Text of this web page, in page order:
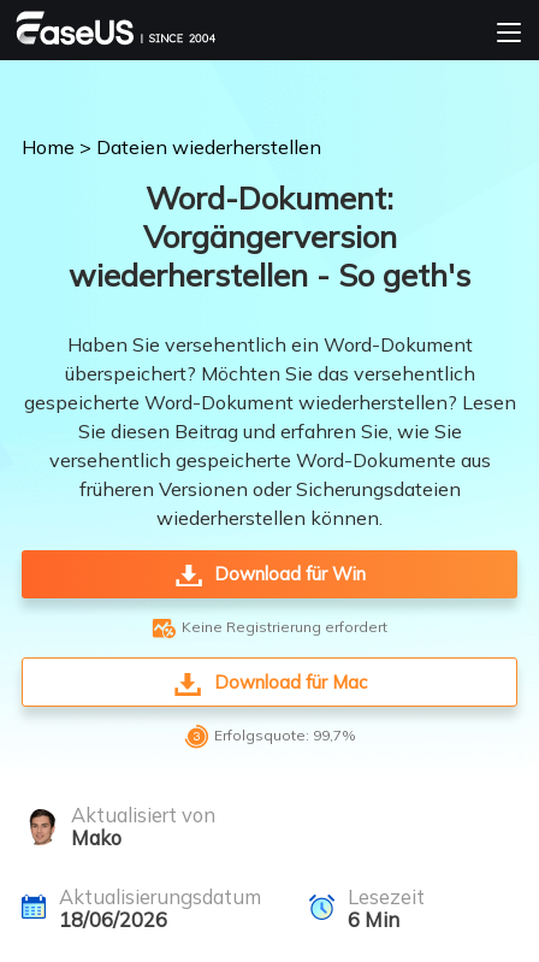
Home > Dateien wiederherstellen
Word-Dokument:
Vorgängerversion
wiederherstellen - So geth's
Haben Sie versehentlich ein Word-Dokument
überspeichert? Möchten Sie das versehentlich
gespeicherte Word-Dokument wiederherstellen? Lesen
Sie diesen Beitrag und erfahren Sie, wie Sie
versehentlich gespeicherte Word-Dokumente aus
früheren Versionen oder Sicherungsdateien
wiederherstellen können.
Download für Win
 Keine Registrierung erfordert
Download für Mac
 Erfolgsquote: 99,7%
Aktualisiert von
Mako
Aktualisierungsdatum
18/06/2026
Lesezeit
6Min